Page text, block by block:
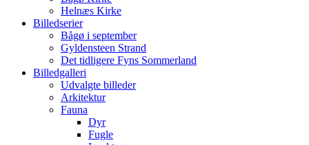
Helnæs Kirke
Billedserier
Bågø i september
Gyldensteen Strand
Det tidligere Fyns Sommerland
Billedgalleri
Udvalgte billeder
Arkitektur
Fauna
Dyr
Fugle